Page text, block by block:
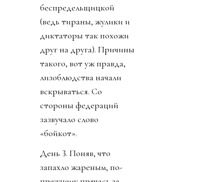
беспредельщицкой
(ведь тираны, жулики и
диктаторы так похожи
друг на друга). Причины
такого, вот уж правда,
лизоблюдства начали
вскрываться. Со
стороны федераций
зазвучало слово
«бойкот».
День 3. Поняв, что
запахло жареным, по-